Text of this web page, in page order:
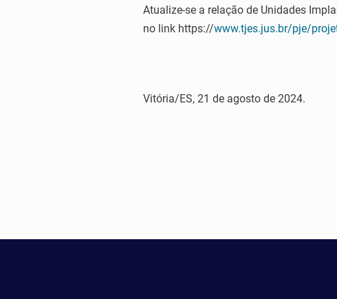
Atualize-se a relação de Unidades
no link https://www.tjes.jus.br/pje/
Vitória/ES, 21 de agosto de 2024.